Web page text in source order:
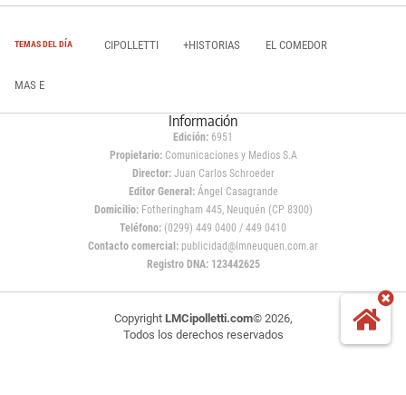
TEMAS DEL DÍA CIPOLLETTI +HISTORIAS EL COMEDOR
MAS E
Información
Edición: 6951
Propietario:Comunicaciones y Medios S.A
Director: Juan Carlos Schroeder
Editor General:Ángel Casagrande
Domicilio:Fotheringham 445, Neuquén (CP 8300)
Teléfono: (0299) 449 0400 / 449 0410
Contacto comercial: publicidad@lmneuquen.com.ar
Registro DNA: 123442625
Copyright LMCipolletti.com© 2026,
Todos los derechos reservados